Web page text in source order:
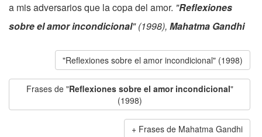
a mis adversarios que la copa del amor. "Reflexiones
sobre el amor incondicional" (1998), Mahatma Gandhi
"Reflexiones sobre el amor incondicional" (1998)
Frases de "Reflexiones sobre el amor incondicional"
(1998)
Frases de Mahatma Gandhi